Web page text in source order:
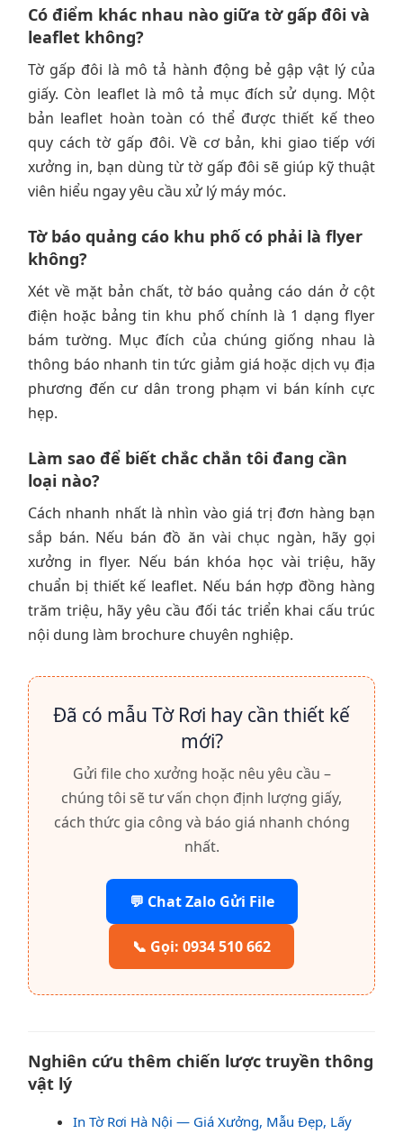
Có điểm khác nhau nào giữa tờ gấp đôi và
leaflet không?
Tờ gấp đôi là mô tả hành động bẻ gập vật lý của
giấy. Còn leaflet là mô tả mục đích sử dụng. Một
bản leaflet hoàn toàn có thể được thiết kế theo
quy cách tờ gấp đôi. Về cơ bản, khi giao tiếp với
xưởng in, bạn dùng từ tờ gấp đôi sẽ giúp kỹ thuật
viên hiểu ngay yêu cầu xử lý máy móc.
Tờ báo quảng cáo khu phố có phải là flyer
không?
Xét về mặt bản chất, tờ báo quảng cáo dán ở cột
điện hoặc bảng tin khu phố chính là 1 dạng flyer
bám tường. Mục đích của chúng giống nhau là
thông báo nhanh tin tức giảm giá hoặc dịch vụ địa
phương đến cư dân trong phạm vi bán kính cực
hẹp.
Làm sao để biết chắc chắn tôi đang cần
loại nào?
Cách nhanh nhất là nhìn vào giá trị đơn hàng bạn
sắp bán. Nếu bán đồ ăn vài chục ngàn, hãy gọi
xưởng in flyer. Nếu bán khóa học vài triệu, hãy
chuẩn bị thiết kế leaflet. Nếu bán hợp đồng hàng
trăm triệu, hãy yêu cầu đối tác triển khai cấu trúc
nội dung làm brochure chuyên nghiệp.
Đã có mẫu Tờ Rơi hay cần thiết kế
mới?
Gửi file cho xưởng hoặc nêu yêu cầu –
chúng tôi sẽ tư vấn chọn định lượng giấy,
cách thức gia công và báo giá nhanh chóng
nhất.
💬 Chat Zalo Gửi File
📞 Gọi: 0934 510 662
Nghiên cứu thêm chiến lược truyền thông
vật lý
In Tờ Rơi Hà Nội — Giá Xưởng, Mẫu Đẹp, Lấy